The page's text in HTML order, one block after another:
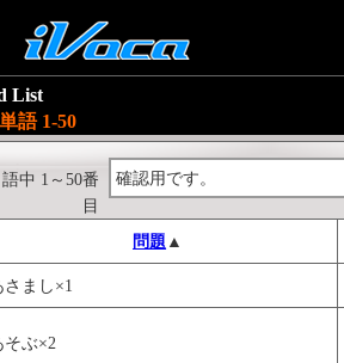
List
語 1-50
確認用です。
語中 1～50番
目
問題 ▲
さまし×1
そぶ×2